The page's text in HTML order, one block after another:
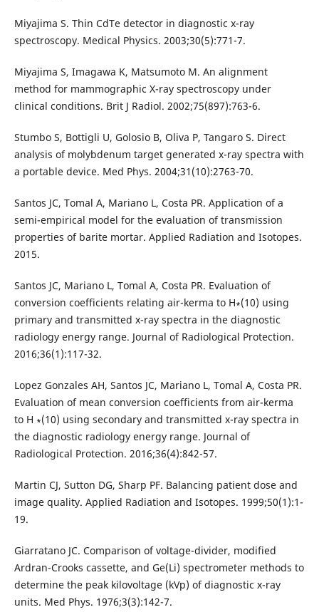
Miyajima S. Thin CdTe detector in diagnostic x-ray
spectroscopy. Medical Physics. 2003;30(5):771-7.
Miyajima S, Imagawa K, Matsumoto M. An alignment
method for mammographic X-ray spectroscopy under
clinical conditions. Brit J Radiol. 2002;75(897):763-6.
Stumbo S, Bottigli U, Golosio B, Oliva P, Tangaro S. Direct
analysis of molybdenum target generated x-ray spectra with
a portable device. Med Phys. 2004;31(10):2763-70.
Santos JC, Tomal A, Mariano L, Costa PR. Application of a
semi-empirical model for the evaluation of transmission
properties of barite mortar. Applied Radiation and Isotopes.
2015.
Santos JC, Mariano L, Tomal A, Costa PR. Evaluation of
conversion coefficients relating air-kerma to H∗(10) using
primary and transmitted x-ray spectra in the diagnostic
radiology energy range. Journal of Radiological Protection.
2016;36(1):117-32.
Lopez Gonzales AH, Santos JC, Mariano L, Tomal A, Costa PR.
Evaluation of mean conversion coefficients from air-kerma
to H ∗(10) using secondary and transmitted x-ray spectra in
the diagnostic radiology energy range. Journal of
Radiological Protection. 2016;36(4):842-57.
Martin CJ, Sutton DG, Sharp PF. Balancing patient dose and
image quality. Applied Radiation and Isotopes. 1999;50(1):1-
19.
Giarratano JC. Comparison of voltage-divider, modified
Ardran-Crooks cassette, and Ge(Li) spectrometer methods to
determine the peak kilovoltage (kVp) of diagnostic x-ray
units. Med Phys. 1976;3(3):142-7.